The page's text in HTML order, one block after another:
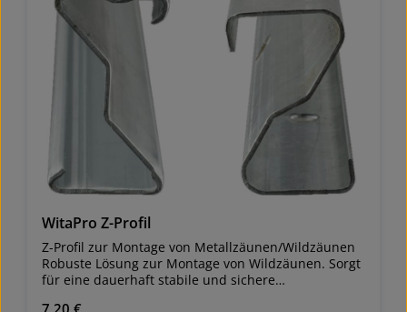
WitaPro Z-Profil
Z-Profil zur Montage von Metallzäunen/Wildzäunen
Robuste Lösung zur Montage von Wildzäunen. Sorgt
für eine dauerhaft stabile und sichere
Regulärer Preis: